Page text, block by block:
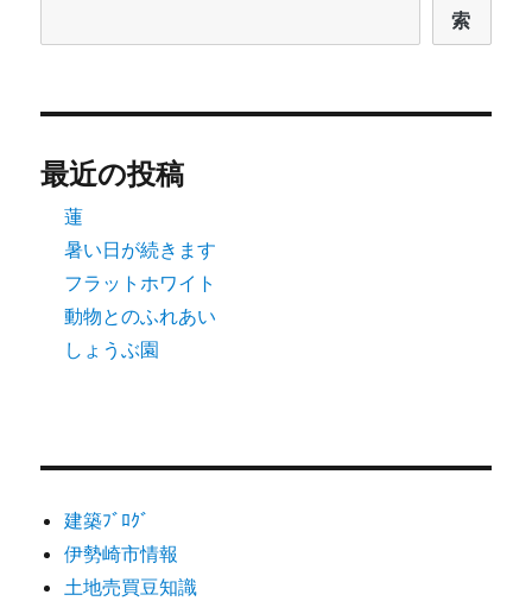
索
最近の投稿
蓮
暑い日が続きます
フラットホワイト
動物とのふれあい
しょうぶ園
建築ﾌﾞﾛｸﾞ
伊勢崎市情報
土地売買豆知識